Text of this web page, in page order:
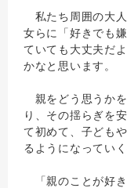
私たち周囲の大
女らに「好きでも
ていても大丈夫だ
かなと思います。
親をどう思うか
り、その揺らぎを
て初めて、子ども
るようになってい
「親のことが好き